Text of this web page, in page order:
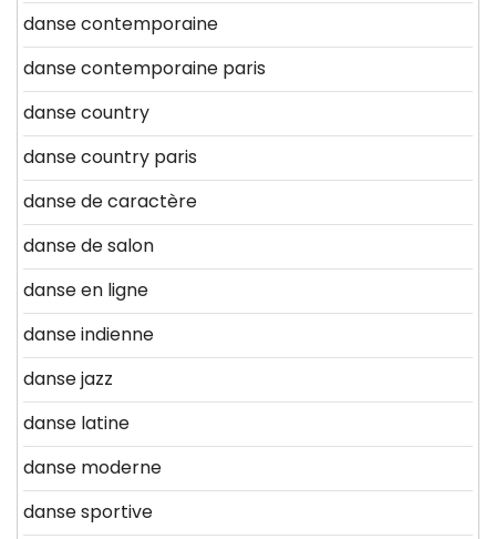
danse contemporaine
danse contemporaine paris
danse country
danse country paris
danse de caractère
danse de salon
danse en ligne
danse indienne
danse jazz
danse latine
danse moderne
danse sportive